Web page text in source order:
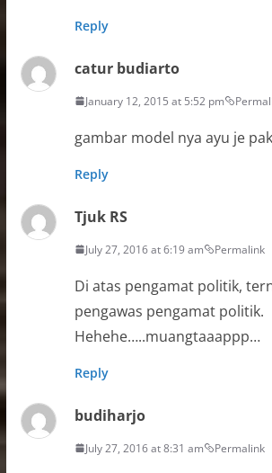
Reply
catur budiarto
January 12, 2015 at 5:52 pm
gambar model nya ayu je
Reply
Tjuk RS
July 27, 2016 at 6:19 am Permalink
Di atas pengamat politik,
pengawas pengamat politik.
Hehehe…..muangtaaappp…
Reply
budiharjo
July 27, 2016 at 8:31 am Permalink